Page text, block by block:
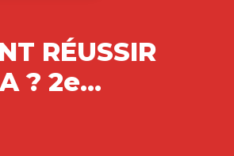
RÉUSSIR
? 2e…